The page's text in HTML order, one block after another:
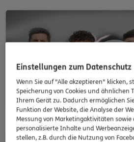
Einstellungen zum Datenschutz
Wenn Sie auf "Alle akzeptieren" klicken,
Speicherung von Cookies und ähnlichen
Ihrem Gerät zu. Dadurch ermöglichen
Funktion der Website, die Analyse der
Messung von Marketingaktivitäten
personalisierte Inhalte und
stellen, z.B. durch die Nutzung von